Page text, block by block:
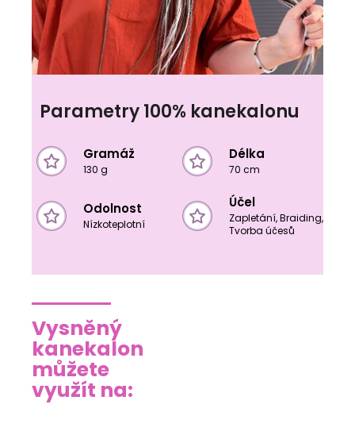
Parametry 100% kanekalonu
Gramáž
130 g
Délka
70 cm
Odolnost
Nízkoteplotní
Účel
Zapletání, Braiding,
Tvorba účesů
Vysněný
kanekalon
můžete
využít na: